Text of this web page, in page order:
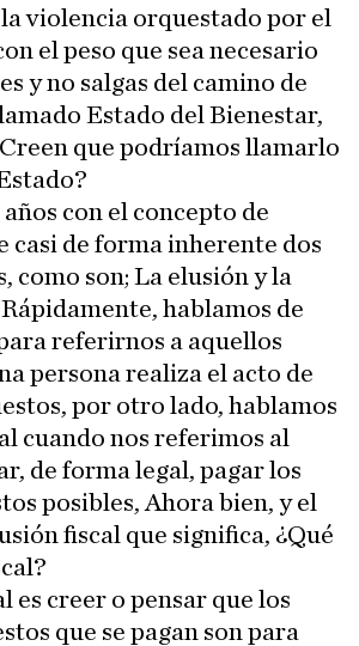
violencia orquestado por el
el peso que sea necesario
y no salgas del camino de
Estado del Bienestar,
que podríamos llamarlo
con el concepto de
casi de forma inherente dos
como son; La elusión y la
hablamos de
referirnos a aquellos
persona realiza el acto de
por otro lado, hablamos
cuando nos referimos al
de forma legal, pagar los
posibles, Ahora bien, y el
fiscal que significa, ¿Qué
es creer o pensar que los
que se pagan son para